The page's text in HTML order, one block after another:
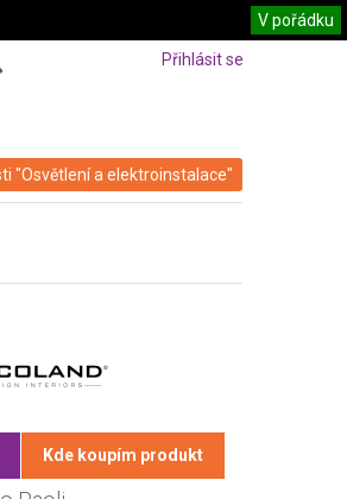
Přihlásit se
"Osvětlení a elektroinstalace"
Kde koupím produkt
V pořádku